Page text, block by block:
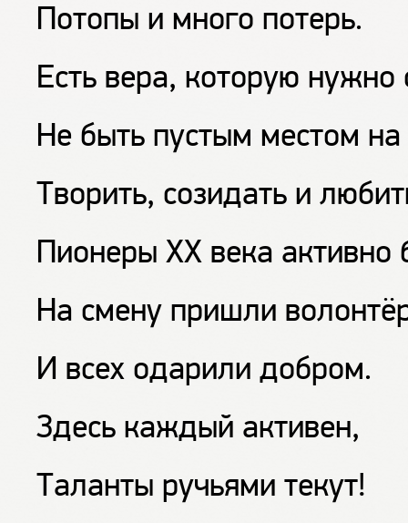
Потопы и много потерь.
Есть вера, которую нужно
Не быть пустым местом на
Творить, созидать и
Пионеры XX века активно
На смену пришли
И всех одарили добром.
Здесь каждый активен,
Таланты ручьями текут!